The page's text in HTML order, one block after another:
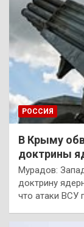
РОССИЯ
В Крыму
доктрины
Мурадов:
доктрину
что атаки ВСУ